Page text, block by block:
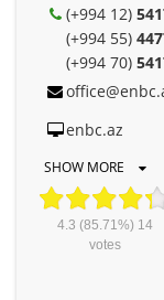
(+994 12)
(+994 55)
(+994 70)
enbc.az
SHOW MORE
4.3 (85.71%) 14
votes